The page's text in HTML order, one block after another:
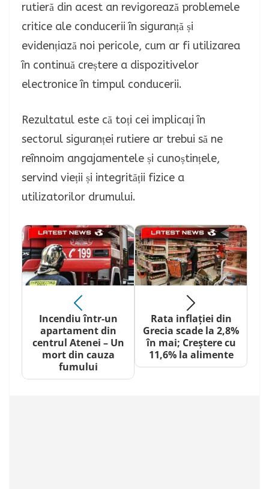
rutieră din acest an revigorează problemele
critice ale conducerii în siguranță și
evidențiază noi pericole, cum ar fi utilizarea
în continuă creștere a dispozitivelor
electronice în timpul conducerii.
Rezultatul este că toți cei implicați în
sectorul siguranței rutiere ar trebui să ne
reînnoim angajamentele și cunoștințele,
servind vieții și integrității fizice a
utilizatorilor drumului.
Incendiu într-un
apartament din
centrul Atenei – Un
mort din cauza
fumului
Rata inflației din
Grecia scade la 2,8%
în mai; Creștere cu
11,6% la alimente